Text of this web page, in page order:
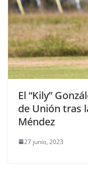
El “Kily”
de Unión tras
Méndez
27 junio, 2023